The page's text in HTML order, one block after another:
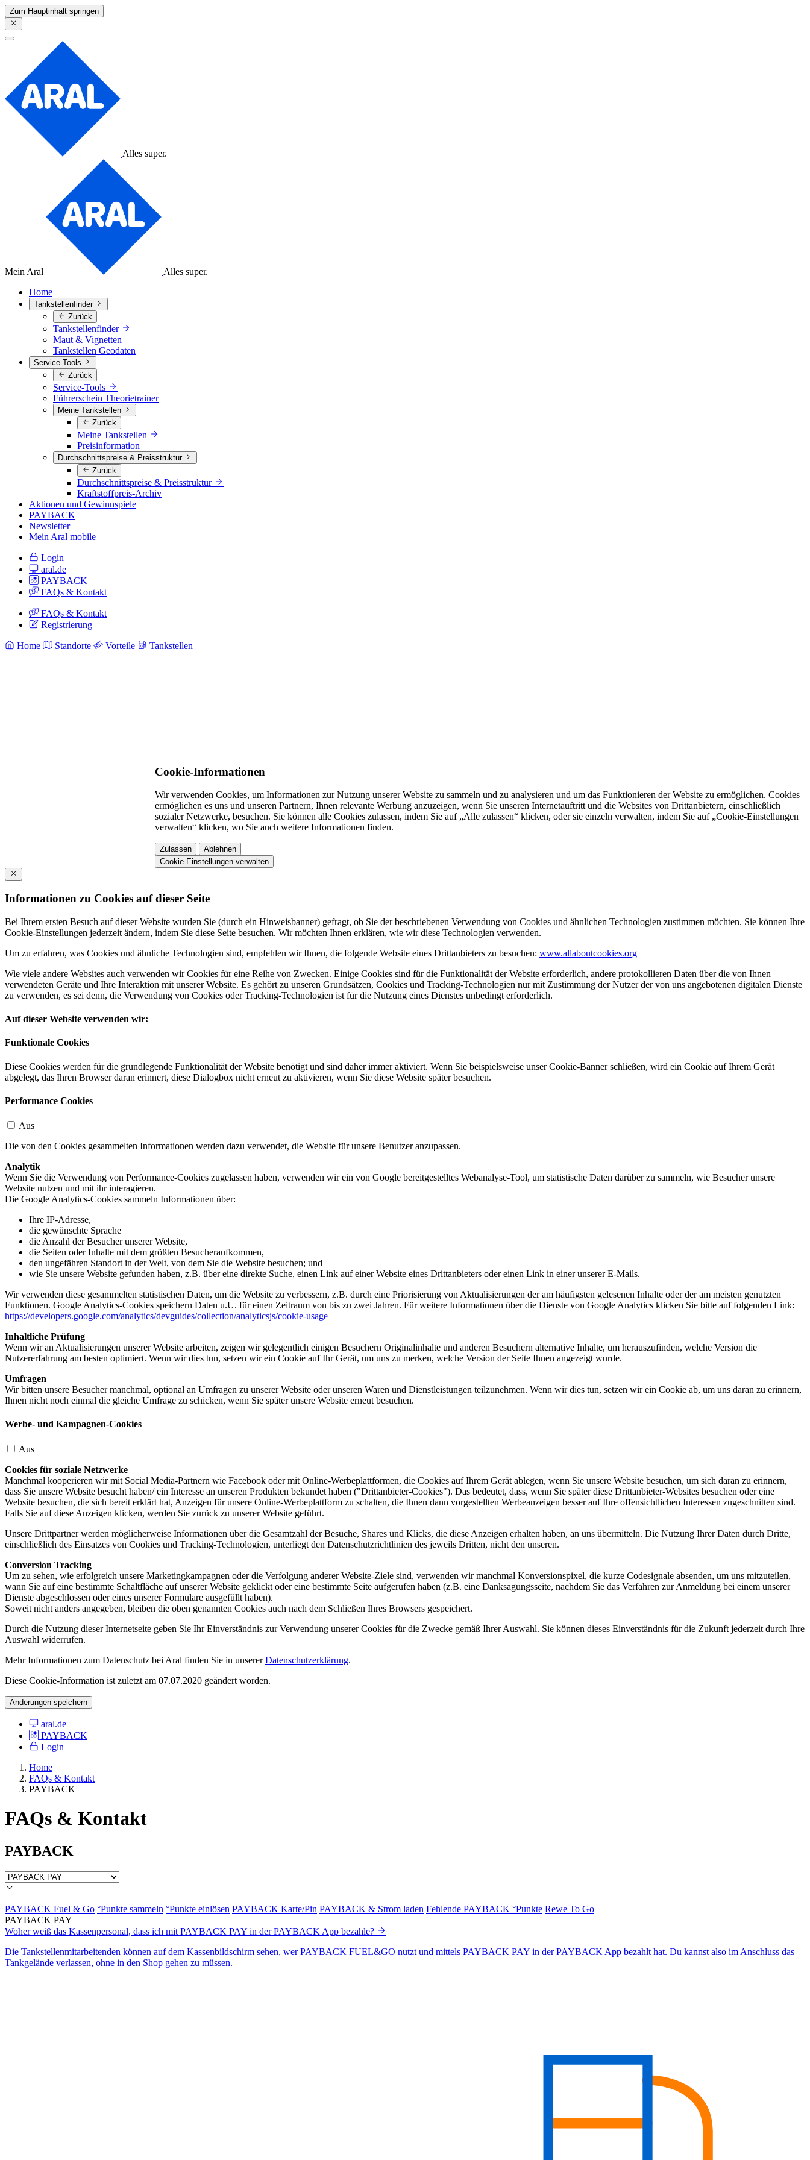
Zum Hauptinhalt springen
Alles super.
Mein Aral
Alles super.
Home
Tankstellenfinder
Zurück
Tankstellenfinder
Maut & Vignetten
Tankstellen Geodaten
Service-Tools
Zurück
Service-Tools
Führerschein Theorietrainer
Meine Tankstellen
Zurück
Meine Tankstellen
Preisinformation
Durchschnittspreise & Preisstruktur
Zurück
Durchschnittspreise & Preisstruktur
Kraftstoffpreis-Archiv
Aktionen und Gewinnspiele
PAYBACK
Newsletter
Mein Aral mobile
Login
aral.de
PAYBACK
FAQs & Kontakt
FAQs & Kontakt
Registrierung
Home Standorte Vorteile Tankstellen
Cookie-Informationen
Wir verwenden Cookies, um Informationen zur Nutzung unserer Website zu sammeln und zu analysieren und um das Funktionieren der Website zu ermöglichen. Cookies
ermöglichen es uns und unseren Partnern, Ihnen relevante Werbung anzuzeigen, wenn Sie unseren Internetauftritt und die Websites von Drittanbietern, einschließlich
sozialer Netzwerke, besuchen. Sie können alle Cookies zulassen, indem Sie auf „Alle zulassen“ klicken, oder sie einzeln verwalten, indem Sie auf „Cookie-Einstellungen
verwalten“ klicken, wo Sie auch weitere Informationen finden.
Zulassen
Ablehnen
Cookie-Einstellungen verwalten
Informationen zu Cookies auf dieser Seite
Bei Ihrem ersten Besuch auf dieser Website wurden Sie (durch ein Hinweisbanner) gefragt, ob Sie der beschriebenen Verwendung von Cookies und ähnlichen Technologien zustimmen möchten. Sie können Ihre
Cookie-Einstellungen jederzeit ändern, indem Sie diese Seite besuchen. Wir möchten Ihnen erklären, wie wir diese Technologien verwenden.
Um zu erfahren, was Cookies und ähnliche Technologien sind, empfehlen wir Ihnen, die folgende Website eines Drittanbieters zu besuchen: www.allaboutcookies.org
Wie viele andere Websites auch verwenden wir Cookies für eine Reihe von Zwecken. Einige Cookies sind für die Funktionalität der Website erforderlich, andere protokollieren Daten über die von Ihnen
verwendeten Geräte und Ihre Interaktion mit unserer Website. Es gehört zu unseren Grundsätzen, Cookies und Tracking-Technologien nur mit Zustimmung der Nutzer der von uns angebotenen digitalen Dienste
zu verwenden, es sei denn, die Verwendung von Cookies oder Tracking-Technologien ist für die Nutzung eines Dienstes unbedingt erforderlich.
Auf dieser Website verwenden wir:
Funktionale Cookies
Diese Cookies werden für die grundlegende Funktionalität der Website benötigt und sind daher immer aktiviert. Wenn Sie beispielsweise unser Cookie-Banner schließen, wird ein Cookie auf Ihrem Gerät
abgelegt, das Ihren Browser daran erinnert, diese Dialogbox nicht erneut zu aktivieren, wenn Sie diese Website später besuchen.
Performance Cookies
Aus
Die von den Cookies gesammelten Informationen werden dazu verwendet, die Website für unsere Benutzer anzupassen.
Analytik
Wenn Sie die Verwendung von Performance-Cookies zugelassen haben, verwenden wir ein von Google bereitgestelltes Webanalyse-Tool, um statistische Daten darüber zu sammeln, wie Besucher unsere
Website nutzen und mit ihr interagieren.
Die Google Analytics-Cookies sammeln Informationen über:
Ihre IP-Adresse,
die gewünschte Sprache
die Anzahl der Besucher unserer Website,
die Seiten oder Inhalte mit dem größten Besucheraufkommen,
den ungefähren Standort in der Welt, von dem Sie die Website besuchen; und
wie Sie unsere Website gefunden haben, z.B. über eine direkte Suche, einen Link auf einer Website eines Drittanbieters oder einen Link in einer unserer E-Mails.
Wir verwenden diese gesammelten statistischen Daten, um die Website zu verbessern, z.B. durch eine Priorisierung von Aktualisierungen der am häufigsten gelesenen Inhalte oder der am meisten genutzten
Funktionen. Google Analytics-Cookies speichern Daten u.U. für einen Zeitraum von bis zu zwei Jahren. Für weitere Informationen über die Dienste von Google Analytics klicken Sie bitte auf folgenden Link:
https://developers.google.com/analytics/devguides/collection/analyticsjs/cookie-usage
Inhaltliche Prüfung
Wenn wir an Aktualisierungen unserer Website arbeiten, zeigen wir gelegentlich einigen Besuchern Originalinhalte und anderen Besuchern alternative Inhalte, um herauszufinden, welche Version die
Nutzererfahrung am besten optimiert. Wenn wir dies tun, setzen wir ein Cookie auf Ihr Gerät, um uns zu merken, welche Version der Seite Ihnen angezeigt wurde.
Umfragen
Wir bitten unsere Besucher manchmal, optional an Umfragen zu unserer Website oder unseren Waren und Dienstleistungen teilzunehmen. Wenn wir dies tun, setzen wir ein Cookie ab, um uns daran zu erinnern,
Ihnen nicht noch einmal die gleiche Umfrage zu schicken, wenn Sie später unsere Website erneut besuchen.
Werbe- und Kampagnen-Cookies
Aus
Cookies für soziale Netzwerke
Manchmal kooperieren wir mit Social Media-Partnern wie Facebook oder mit Online-Werbeplattformen, die Cookies auf Ihrem Gerät ablegen, wenn Sie unsere Website besuchen, um sich daran zu erinnern,
dass Sie unsere Website besucht haben/ ein Interesse an unseren Produkten bekundet haben ("Drittanbieter-Cookies"). Das bedeutet, dass, wenn Sie später diese Drittanbieter-Websites besuchen oder eine
Website besuchen, die sich bereit erklärt hat, Anzeigen für unsere Online-Werbeplattform zu schalten, die Ihnen dann vorgestellten Werbeanzeigen besser auf Ihre offensichtlichen Interessen zugeschnitten sind.
Falls Sie auf diese Anzeigen klicken, werden Sie zurück zu unserer Website geführt.
Unsere Drittpartner werden möglicherweise Informationen über die Gesamtzahl der Besuche, Shares und Klicks, die diese Anzeigen erhalten haben, an uns übermitteln. Die Nutzung Ihrer Daten durch Dritte,
einschließlich des Einsatzes von Cookies und Tracking-Technologien, unterliegt den Datenschutzrichtlinien des jeweils Dritten, nicht den unseren.
Conversion Tracking
Um zu sehen, wie erfolgreich unsere Marketingkampagnen oder die Verfolgung anderer Website-Ziele sind, verwenden wir manchmal Konversionspixel, die kurze Codesignale absenden, um uns mitzuteilen,
wann Sie auf eine bestimmte Schaltfläche auf unserer Website geklickt oder eine bestimmte Seite aufgerufen haben (z.B. eine Danksagungsseite, nachdem Sie das Verfahren zur Anmeldung bei einem unserer
Dienste abgeschlossen oder eines unserer Formulare ausgefüllt haben).
Soweit nicht anders angegeben, bleiben die oben genannten Cookies auch nach dem Schließen Ihres Browsers gespeichert.
Durch die Nutzung dieser Internetseite geben Sie Ihr Einverständnis zur Verwendung unserer Cookies für die Zwecke gemäß Ihrer Auswahl. Sie können dieses Einverständnis für die Zukunft jederzeit durch Ihre
Auswahl widerrufen.
Mehr Informationen zum Datenschutz bei Aral finden Sie in unsererDatenschutzerklärung.
Diese Cookie-Information ist zuletzt am 07.07.2020 geändert worden.
Änderungen speichern
aral.de
PAYBACK
Login
Home
FAQs & Kontakt
PAYBACK
FAQs & Kontakt
PAYBACK
PAYBACK Fuel & Go °Punkte sammeln °Punkte einlösen PAYBACK Karte/Pin PAYBACK & Strom laden Fehlende PAYBACK °Punkte Rewe To Go
PAYBACK PAY
Woher weiß das Kassenpersonal, dass ich mit PAYBACK PAY in der PAYBACK App bezahle?
Die Tankstellenmitarbeitenden können auf dem Kassenbildschirm sehen, wer PAYBACK FUEL&GO nutzt und mittels PAYBACK PAY in der PAYBACK App bezahlt hat. Du kannst also im Anschluss das
Tankgelände verlassen, ohne in den Shop gehen zu müssen.